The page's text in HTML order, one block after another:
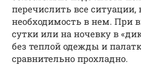
перечислить все ситуации,
необходимость в нем. При
сутки или на ночевку в
без теплой одежды и
сравнительно прохладно.